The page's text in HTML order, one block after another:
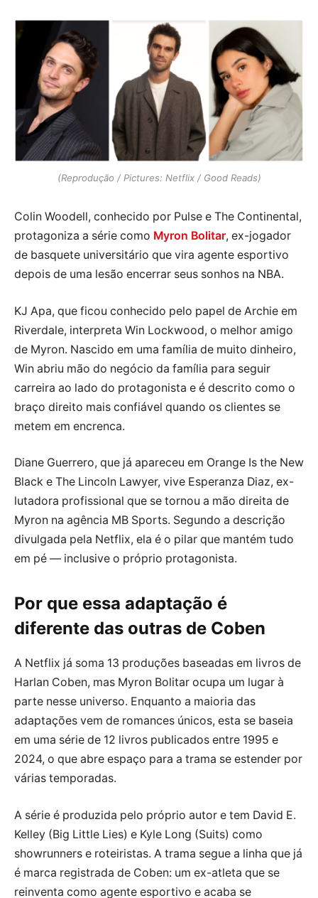
(Reprodução / Pictures: Netflix / Good Reads)
Colin Woodell, conhecido por Pulse e The Continental,
protagoniza a série como Myron Bolitar, ex-jogador
de basquete universitário que vira agente esportivo
depois de uma lesão encerrar seus sonhos na NBA.
KJ Apa, que ficou conhecido pelo papel de Archie em
Riverdale, interpreta Win Lockwood, o melhor amigo
de Myron. Nascido em uma família de muito dinheiro,
Win abriu mão do negócio da família para seguir
carreira ao lado do protagonista e é descrito como o
braço direito mais confiável quando os clientes se
metem em encrenca.
Diane Guerrero, que já apareceu em Orange Is the New
Black e The Lincoln Lawyer, vive Esperanza Diaz, ex-
lutadora profissional que se tornou a mão direita de
Myron na agência MB Sports. Segundo a descrição
divulgada pela Netflix, ela é o pilar que mantém tudo
em pé — inclusive o próprio protagonista.
Por que essa adaptação é
diferente das outras de Coben
A Netflix já soma 13 produções baseadas em livros de
Harlan Coben, mas Myron Bolitar ocupa um lugar à
parte nesse universo. Enquanto a maioria das
adaptações vem de romances únicos, esta se baseia
em uma série de 12 livros publicados entre 1995 e
2024, o que abre espaço para a trama se estender por
várias temporadas.
A série é produzida pelo próprio autor e tem David E.
Kelley (Big Little Lies) e Kyle Long (Suits) como
showrunners e roteiristas. A trama segue a linha que já
é marca registrada de Coben: um ex-atleta que se
reinventa como agente esportivo e acaba se